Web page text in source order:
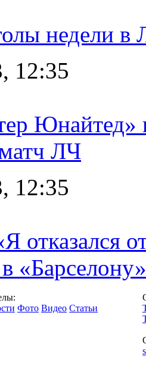
недели в
12:35
Юнайтед»
ЛЧ
12:35
отказался
«Барселону»
Фото Видео Статьи